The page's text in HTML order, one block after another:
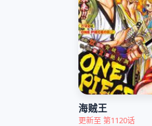
海贼王
更新至 第1120话